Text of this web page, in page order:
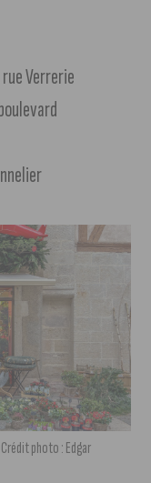
Verrerie
photo : Edgar